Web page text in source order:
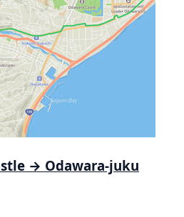
→ Odawara-juku